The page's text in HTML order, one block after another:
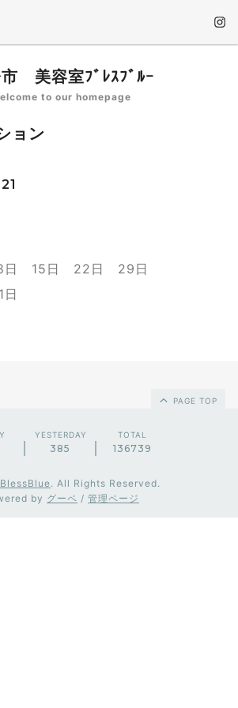
美容室ﾌﾞﾚｽﾌﾞﾙｰ
to our homepage
ョン
15日 22日 29日
PAGE TOP
YESTERDAY
385
TOTAL
136739
BlessBlue. All Rights Reserved.
by グーペ / 管理ページ